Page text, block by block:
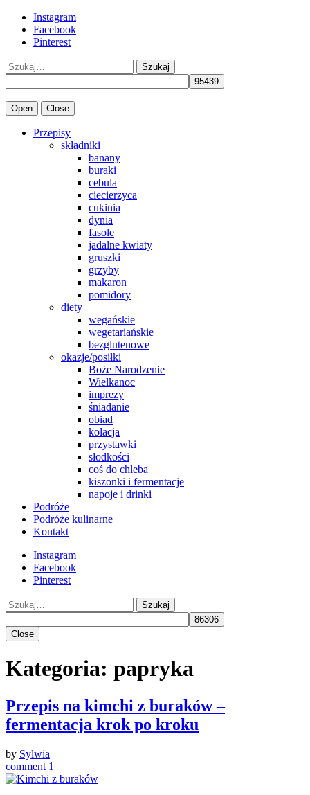
Instagram
Facebook
Pinterest
Szukaj
Open Close
Przepisy
składniki
banany
buraki
cebula
ciecierzyca
cukinia
dynia
fasole
jadalne kwiaty
gruszki
grzyby
makaron
pomidory
diety
wegańskie
wegetariańskie
bezglutenowe
okazje/posiłki
Boże Narodzenie
Wielkanoc
imprezy
śniadanie
obiad
kolacja
przystawki
słodkości
coś do chleba
kiszonki i fermentacje
napoje i drinki
Podróże
Podróże kulinarne
Kontakt
Instagram
Facebook
Pinterest
Szukaj
Close
Kategoria: papryka
Przepis na kimchi z buraków –
fermentacja krok po kroku
by Sylwia
comment 1